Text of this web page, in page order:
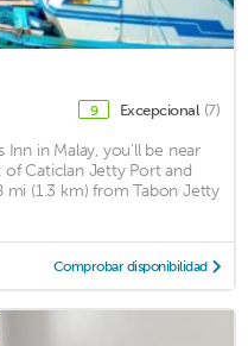
9 Excepcional (7)
Inn in Malay, you'll be near
Caticlan Jetty Port and
mi (1.3 km) from Tabon Jetty
Comprobar disponibilidad